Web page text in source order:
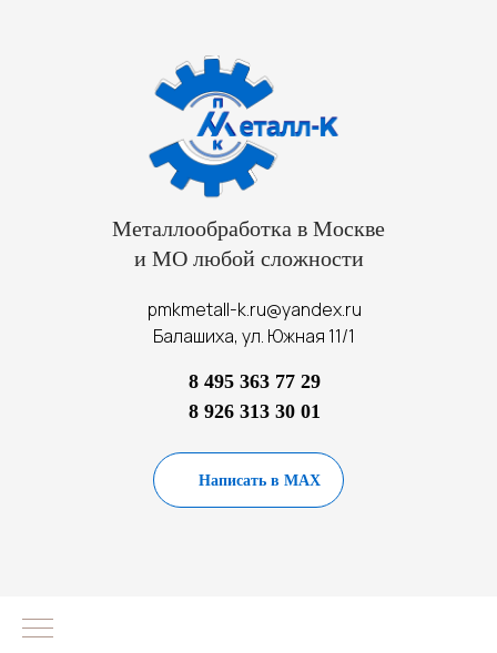
Металлообработка в Москве
и МО любой сложности
pmkmetall-k.ru@yandex.ru
Балашиха, ул. Южная 11/1
8 495 363 77 29
8 926 313 30 01
Написать в MAX